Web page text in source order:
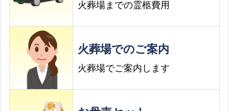
火葬場までの霊柩費用
火葬場でのご案内
火葬場でご案内します